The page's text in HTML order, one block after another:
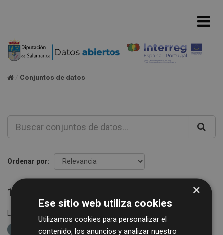
Conjuntos de datos
Ordenar por
1 conjunto de datos encontrado
Licencias:
fomento
×
Ese sitio web utiliza cookies
Utilizamos cookies para personalizar el
contenido, los anuncios y analizar nuestro